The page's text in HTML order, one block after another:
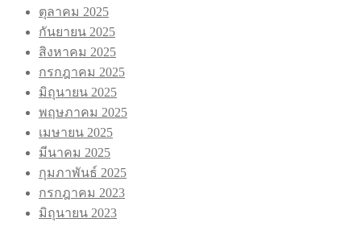
ตุลาคม 2025
กันยายน 2025
สิงหาคม 2025
กรกฎาคม 2025
มิถุนายน 2025
พฤษภาคม 2025
เมษายน 2025
มีนาคม 2025
กุมภาพันธ์ 2025
กรกฎาคม 2023
มิถุนายน 2023